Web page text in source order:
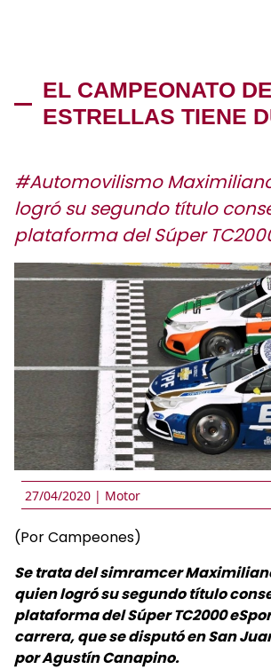
EL CAMPEONATO
ESTRELLAS TIENE
#Automovilismo
logró su segundo título
plataforma del Súper
27/04/2020 | Motor
(Por Campeones)
Se trata del simramcer
quien logró su segundo título
plataforma del Súper TC2000
carrera, que se disputó en San
por Agustín Canapino.